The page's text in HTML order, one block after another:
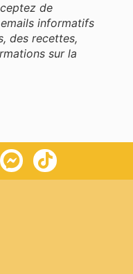
de
informatifs
des recettes,
sur la